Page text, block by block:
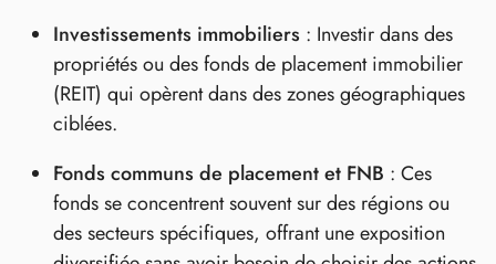
Investissements immobiliers : Investir dans des
propriétés ou des fonds de placement immobilier
(REIT) qui opèrent dans des zones géographiques
ciblées.
Fonds communs de placement et FNB : Ces
fonds se concentrent souvent sur des régions ou
des secteurs spécifiques, offrant une exposition